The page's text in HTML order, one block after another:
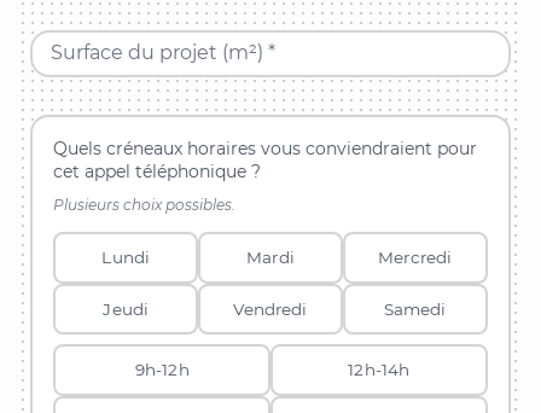
Surface du projet (m²) *
Quels créneaux horaires vous conviendraient pour
cet appel téléphonique ?
Plusieurs choix possibles.
Lundi Mardi Mercredi
Jeudi Vendredi Samedi
9h-12h 12h-14h